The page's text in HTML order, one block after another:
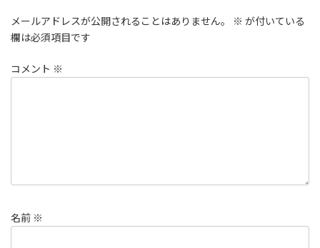
メールアドレスが公開されることはありません。 ※ が付いている
欄は必須項目です
コメント ※
名前 ※